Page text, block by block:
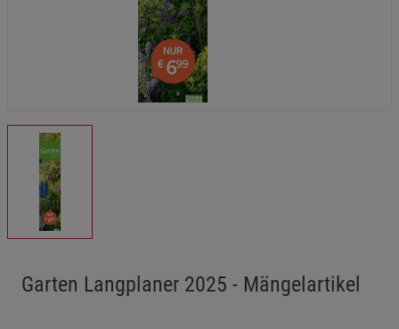
Garten Langplaner 2025 - Mängelartikel